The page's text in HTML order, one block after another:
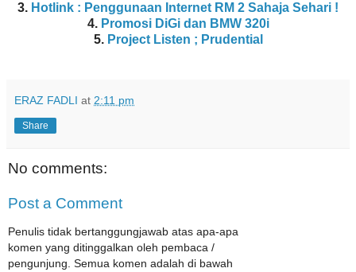
3. Hotlink : Penggunaan Internet RM 2 Sahaja Sehari !
4. Promosi DiGi dan BMW 320i
5. Project Listen ; Prudential
ERAZ FADLI at 2:11 pm
Share
No comments:
Post a Comment
Penulis tidak bertanggungjawab atas apa-apa
komen yang ditinggalkan oleh pembaca /
pengunjung. Semua komen adalah di bawah